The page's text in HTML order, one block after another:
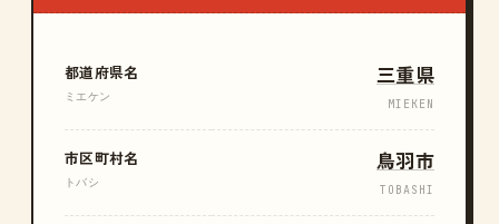
都道府県名
ミエケン
三重県
MIEKEN
市区町村名
トバシ
鳥羽市
TOBASHI